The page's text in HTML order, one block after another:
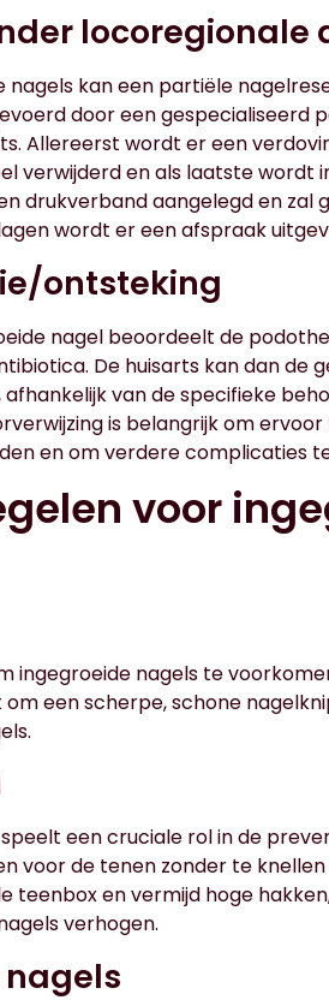
locoregionale
kan een partiële
door een gespecialiseerd
Allereerst wordt er een
verwijderd en als laatste wordt
drukverband aangelegd en zal
wordt er een afspraak
ontsteking
nagel beoordeelt de
De huisarts kan dan de
van de specifieke
is belangrijk om
en om verdere complicaties
voor
ingegroeide nagels te
een scherpe, schone
een cruciale rol in de
voor de tenen zonder te
teenbox en vermijd hoge
verhogen.